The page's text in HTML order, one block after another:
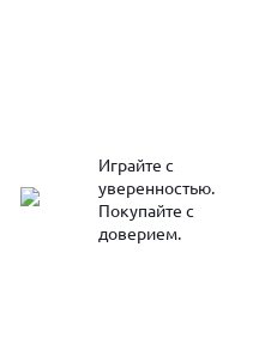
Играйте с
уверенностью.
Покупайте с
доверием.